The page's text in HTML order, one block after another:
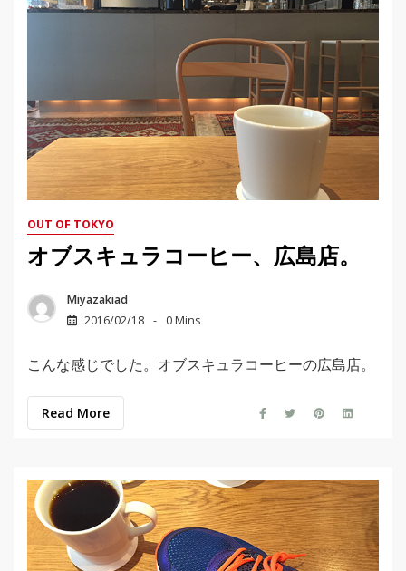
OUT OF TOKYO
オブスキュラコーヒー、広島店。
Miyazakiad
2016/02/18
0 Mins
こんな感じでした。オブスキュラコーヒーの広島店。
Read More